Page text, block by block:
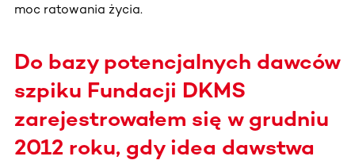
moc ratowania życia.
Do bazy potencjalnych dawców
szpiku Fundacji DKMS
zarejestrowałem się w grudniu
2012 roku, gdy idea dawstwa